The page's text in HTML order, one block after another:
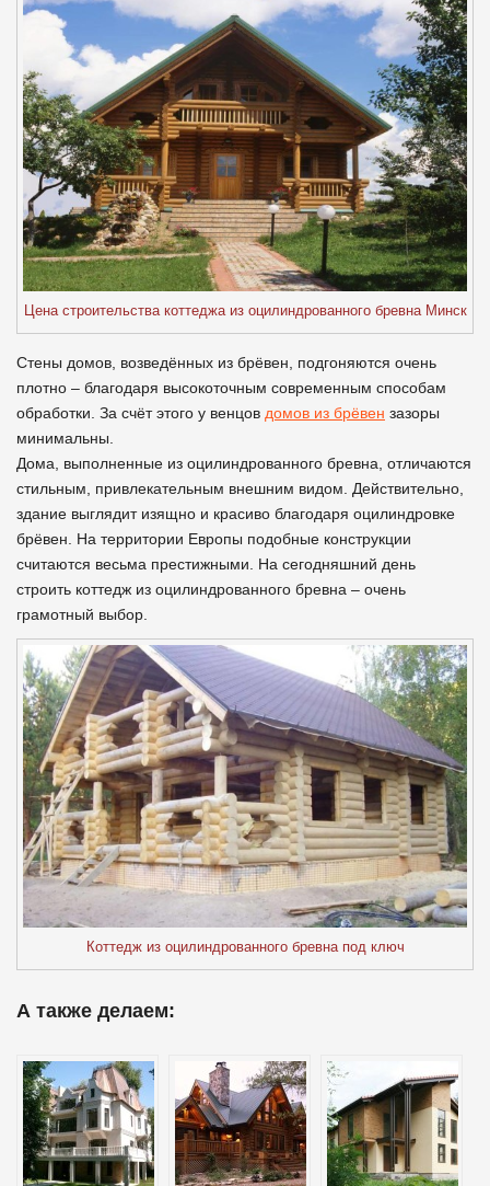
Цена строительства коттеджа из оцилиндрованного бревна Минск
Стены домов, возведённых из брёвен, подгоняются очень
плотно – благодаря высокоточным современным способам
обработки. За счёт этого у венцов домов из брёвен зазоры
минимальны.
Дома, выполненные из оцилиндрованного бревна, отличаются
стильным, привлекательным внешним видом. Действительно,
здание выглядит изящно и красиво благодаря оцилиндровке
брёвен. На территории Европы подобные конструкции
считаются весьма престижными. На сегодняшний день
строить коттедж из оцилиндрованного бревна – очень
грамотный выбор.
Коттедж из оцилиндрованного бревна под ключ
А также делаем: